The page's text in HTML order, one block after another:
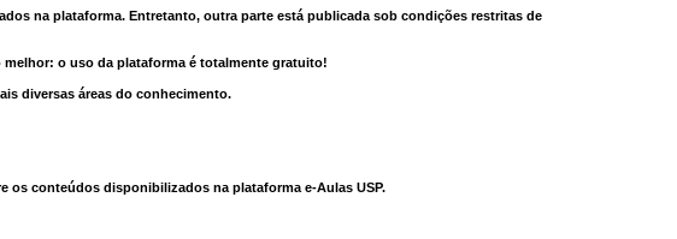
na plataforma. Entretanto, outra parte está publicada sob condições restritas de
o uso da plataforma é totalmente gratuito!
diversas áreas do conhecimento.
os conteúdos disponibilizados na plataforma e-Aulas USP.